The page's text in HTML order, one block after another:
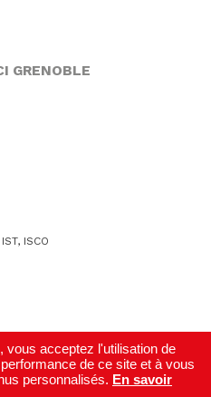
GRENOBLE
ISCO
vous acceptez l'utilisation de
de ce site et à vous
personnalisés. En savoir